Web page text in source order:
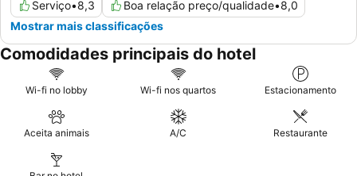
Serviço•8,3 Boa relação preço/qualidade•8,0
Mostrar mais classificações
Comodidades principais do hotel
Wi-fi no lobby Wi-fi nos quartos Estacionamento
Aceita animais A/C Restaurante